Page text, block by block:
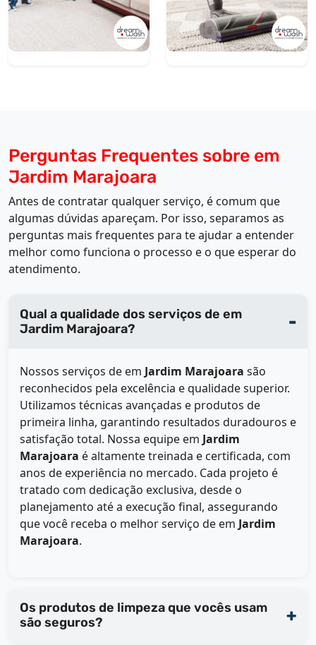
Perguntas Frequentes sobre em
Jardim Marajoara
Antes de contratar qualquer serviço, é comum que
algumas dúvidas apareçam. Por isso, separamos as
perguntas mais frequentes para te ajudar a entender
melhor como funciona o processo e o que esperar do
atendimento.
Qual a qualidade dos serviços de em
Jardim Marajoara?
Nossos serviços de em Jardim Marajoara são
reconhecidos pela excelência e qualidade superior.
Utilizamos técnicas avançadas e produtos de
primeira linha, garantindo resultados duradouros e
satisfação total. Nossa equipe em Jardim
Marajoara é altamente treinada e certificada, com
anos de experiência no mercado. Cada projeto é
tratado com dedicação exclusiva, desde o
planejamento até a execução final, assegurando
que você receba o melhor serviço de em Jardim
Marajoara.
Os produtos de limpeza que vocês usam
são seguros?